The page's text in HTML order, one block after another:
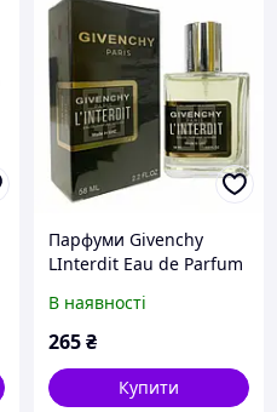
Парфуми Givenchy
LInterdit Eau de Parfum
В наявності
265₴
Купити